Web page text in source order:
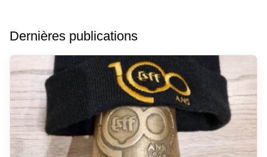
Dernières publications